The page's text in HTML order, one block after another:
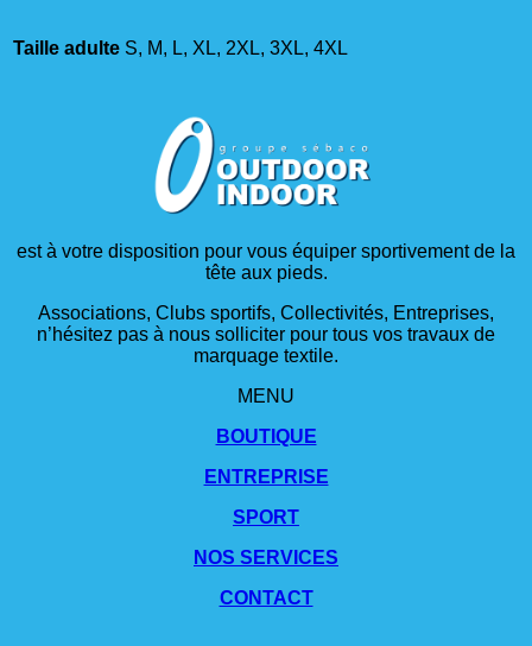
Taille adulte S, M, L, XL, 2XL, 3XL, 4XL
est à votre disposition pour vous équiper sportivement de la
tête aux pieds.
Associations, Clubs sportifs, Collectivités, Entreprises,
n’hésitez pas à nous solliciter pour tous vos travaux de
marquage textile.
MENU
BOUTIQUE
ENTREPRISE
SPORT
NOS SERVICES
CONTACT